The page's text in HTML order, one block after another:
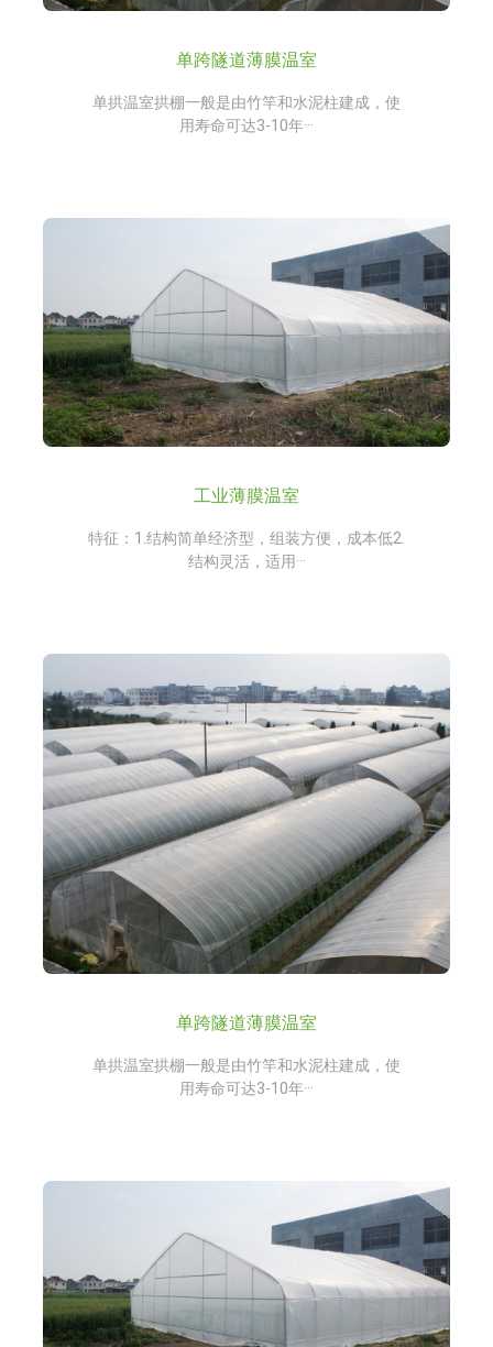
单跨隧道薄膜温室
单拱温室拱棚一般是由竹竿和水泥柱建成，使
用寿命可达3-10年···
工业薄膜温室
特征：1.结构简单经济型，组装方便，成本低2.
结构灵活，适用···
单跨隧道薄膜温室
单拱温室拱棚一般是由竹竿和水泥柱建成，使
用寿命可达3-10年···